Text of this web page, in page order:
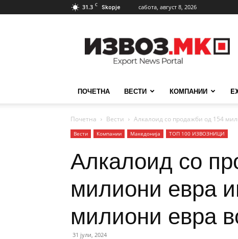
31.3 C Skopje сабота, август 8, 2026
ПОЧЕТНА ВЕСТИ КОМПАНИИ
Почетна Вести Алкалоид со продажби од 154
Вести Компании Македонија ТОП 100 ИЗВОЗНИЦИ
Алкалоид со
милиони евра
милиони евра
31 јули, 2024